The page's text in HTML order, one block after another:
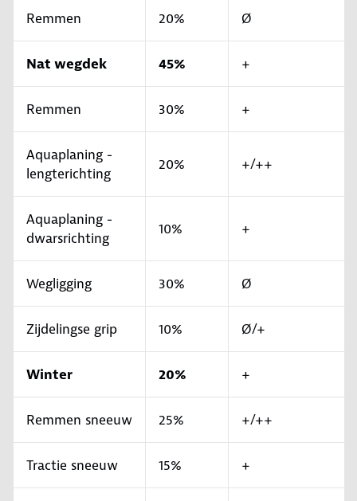
Remmen 20% Ø
Nat wegdek 45% +
Remmen 30% +
Aquaplaning -
lengterichting
20% +/++
Aquaplaning -
dwarsrichting
10% +
Wegligging 30% Ø
Zijdelingse grip 10% Ø/+
Winter 20% +
Remmen sneeuw 25% +/++
Tractie sneeuw 15% +